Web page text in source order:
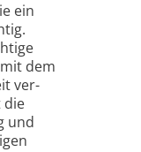
ein
dem
ver­
die
und